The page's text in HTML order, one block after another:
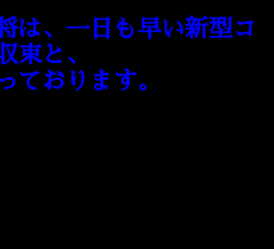
は、一日も早い新型コ
束と、
ております。